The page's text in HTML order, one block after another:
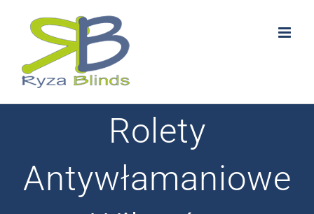
content
Rolety
Antywłamaniowe